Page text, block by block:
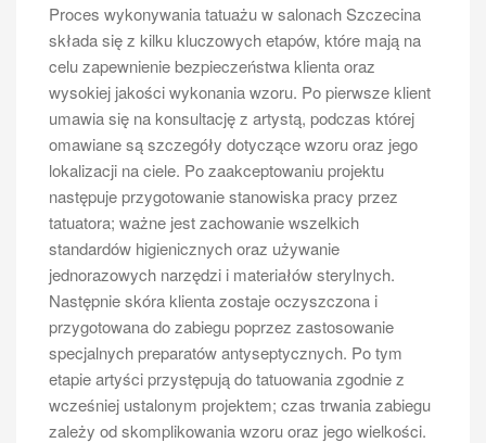
Proces wykonywania tatuażu w salonach Szczecina
składa się z kilku kluczowych etapów, które mają na
celu zapewnienie bezpieczeństwa klienta oraz
wysokiej jakości wykonania wzoru. Po pierwsze klient
umawia się na konsultację z artystą, podczas której
omawiane są szczegóły dotyczące wzoru oraz jego
lokalizacji na ciele. Po zaakceptowaniu projektu
następuje przygotowanie stanowiska pracy przez
tatuatora; ważne jest zachowanie wszelkich
standardów higienicznych oraz używanie
jednorazowych narzędzi i materiałów sterylnych.
Następnie skóra klienta zostaje oczyszczona i
przygotowana do zabiegu poprzez zastosowanie
specjalnych preparatów antyseptycznych. Po tym
etapie artyści przystępują do tatuowania zgodnie z
wcześniej ustalonym projektem; czas trwania zabiegu
zależy od skomplikowania wzoru oraz jego wielkości.